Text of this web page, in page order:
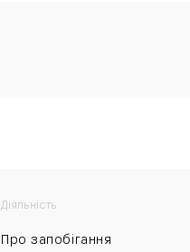
Діяльність
Про запобігання